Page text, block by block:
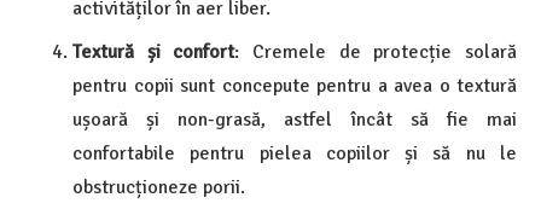
activităților în aer liber.
Textură și confort: Cremele de protecție solară
pentru copii sunt concepute pentru a avea o textură
ușoară și non-grasă, astfel încât să fie mai
confortabile pentru pielea copiilor și să nu le
obstrucționeze porii.